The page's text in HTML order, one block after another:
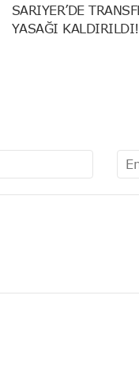
SARIYER’DE
YASAĞI KALDIRILDI!